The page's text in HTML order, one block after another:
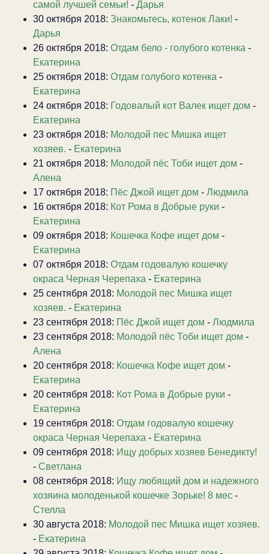
самой лучшей семьи! - Дарья
30 октября 2018: Знакомьтесь, котенок Лаки! -
Дарья
26 октября 2018: Отдам бело - голубого котенка -
Екатерина
25 октября 2018: Отдам голубого котенка -
Екатерина
24 октября 2018: Годовалый кот Валек ищет дом -
Екатерина
23 октября 2018: Молодой пес Мишка ищет
хозяев. - Екатерина
21 октября 2018: Молодой пёс Тоби ищет дом -
Алена
17 октября 2018: Пёс Джой ищет дом - Людмила
16 октября 2018: Кот Рома в Добрые руки -
Екатерина
09 октября 2018: Кошечка Кофе ищет дом -
Екатерина
07 октября 2018: Отдам годовалую кошечку
окраса Черная Черепаха - Екатерина
25 сентября 2018: Молодой пес Мишка ищет
хозяев. - Екатерина
23 сентября 2018: Пёс Джой ищет дом - Людмила
23 сентября 2018: Молодой пёс Тоби ищет дом -
Алена
20 сентября 2018: Кошечка Кофе ищет дом -
Екатерина
20 сентября 2018: Кот Рома в Добрые руки -
Екатерина
19 сентября 2018: Отдам годовалую кошечку
окраса Черная Черепаха - Екатерина
09 сентября 2018: Ищу добрых хозяев Бенедикту!
- Светлана
08 сентября 2018: Ищу любящий дом и надежного
хозяина молоденькой кошечке Зорьке! 8 мес -
Стелла
30 августа 2018: Молодой пес Мишка ищет хозяев.
- Екатерина